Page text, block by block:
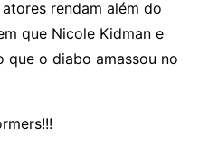
rendam além do
que Nicole Kidman e
que o diabo amassou no